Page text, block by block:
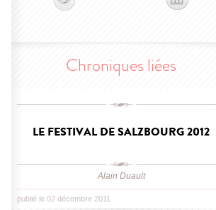
Chroniques liées
LE FESTIVAL DE SALZBOURG 2012
Alain Duault
publié le 02 décembre 2011